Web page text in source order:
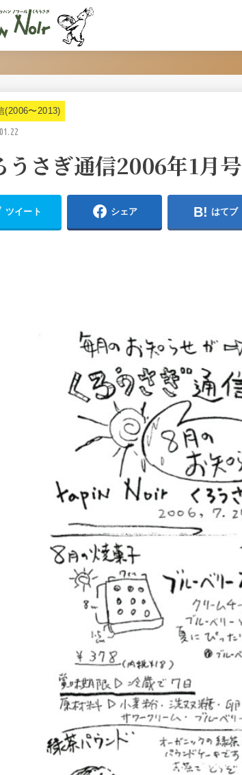
(2006〜2013)
うさぎ通信2006年1月号
ツイート シェア はてブ